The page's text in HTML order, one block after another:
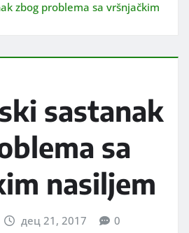
zbog problema sa vršnjačkim
sastanak
sa
nasiljem
дец 21, 2017 0